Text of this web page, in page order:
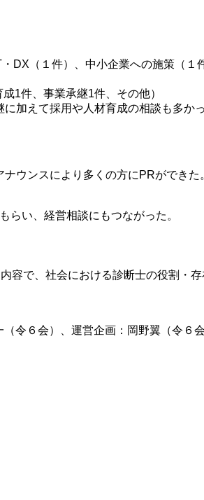
DX（１件）、中小企業への施策（１
1件、事業承継1件、その他）
加えて採用や人材育成の相談も多かっ
ウンスにより多くの方にPRができた
い、経営相談にもつながった。
容で、社会における診断士の役割・存
令６会）、運営企画：岡野翼（令６